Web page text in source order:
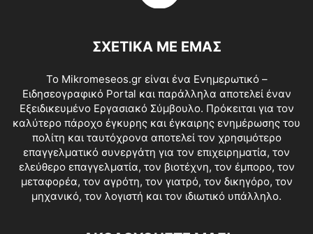
ΣΧΕΤΙΚΑ ΜΕ ΕΜΑΣ
Το Mikromeseos.gr είναι ένα Ενημερωτικό –
Ειδησεογραφικό Portal και παράλληλα αποτελεί έναν
Εξειδικευμένο Εργασιακό Σύμβουλο. Πρόκειται για τον
καλύτερο πάροχο έγκυρης και έγκαιρης ενημέρωσης του
πολίτη και ταυτόχρονα αποτελεί τον χρησιμότερο
επαγγελματικό συνεργάτη για τον επιχειρηματία, τον
ελεύθερο επαγγελματία, τον βιοτέχνη, τον έμπορο, τον
μεταφορέα, τον αγρότη, τον γιατρό, τον δικηγόρο, τον
μηχανικό, τον λογιστή και τον ιδιωτικό υπάλληλο.